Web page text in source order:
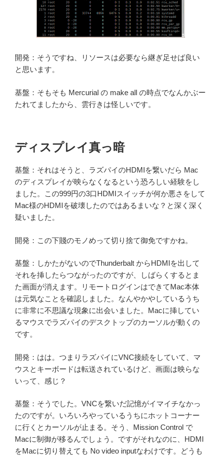
開発：そうですね、リソースは必要なら継ぎ足せば良い
と思います。
基盤：そもそも Mercurial の make all の時点でなんかぶー
たれてましたから、雲行きは怪しいです。
ディスプレイ真っ暗
基盤：それはそうと、ラズパイのHDMIを繋いだら Mac
のディスプレイが映らなくなるという恐ろしい経験をし
ました。この999円の3口HDMIスイッチが何か悪さをして
Mac様のHDMIを破壊したのではあるまいな？と深く深く
疑いました。
開発：この下賤のモノめって切り捨て御免ですかね。
基盤：しかたがないのでThunderbalt からHDMIを出して
それを挿したらつながったのですが、しばらくするとま
た画面が消えます。リモートログインはできてMac本体
は元気なことを確認しました。なんやかやしているうち
に非常に不思議な現象に出会いました。Macに挿してい
るマウスでラズパイのデスクトップのカーソルが動くの
です。
開発：はは。つまりラズパイにVNC接続をしていて、マ
ウスとキーボードは転送されているけど、画面は映らな
いって、感じ？
基盤：そうでした。VNCを繋いだ記憶がイマイチなかっ
たのですが。いろいろやっているうちにホットコーナー
に行くとカーソルが止まる。そう、Mission Control で
Macに制御が移るんでしょう。ですがそれなのに、HDMI
をMacに切り替えても No video inputなわけです。どうも